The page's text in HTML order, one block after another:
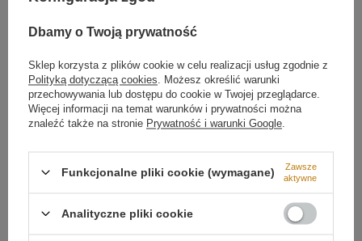
Rysunek techniczny kinkietu LED Line 80 cm
Na rysunku technicznym przedstawiono dokładne
wymiary lampy, rozstaw otworów montażowych oraz
odległość od ściany. Smukła forma kinkietu pozwala na
łatwe dopasowanie do różnych aranżacji.Kinkiet LED
Typ lampy Kinkiet
Styl Lampy
Nowoczesny
Minimalistyczny
Wysokość całkowita lampy 80 cm
Źródło światła
Dbamy o Twoją prywatność
Sklep korzysta z plików cookie w celu realizacji usług zgodnie z
Polityką dotyczącą cookies . Możesz określić warunki
przechowywania lub dostępu do cookie w Twojej przeglądarce.
Więcej informacji na temat warunków i prywatności można
znaleźć także na stronie Prywatność i warunki Google
Funkcjonalne pliki cookie (wymagane)
Zawsze
aktywne
Analityczne pliki cookie